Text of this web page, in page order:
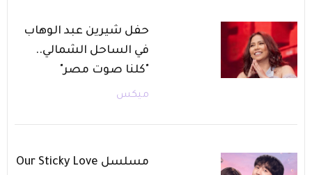
حفل شيرين عبد الوهاب
في الساحل الشمالي..
"كلنا صوت مصر"
ميكس
مسلسل Our Sticky Love